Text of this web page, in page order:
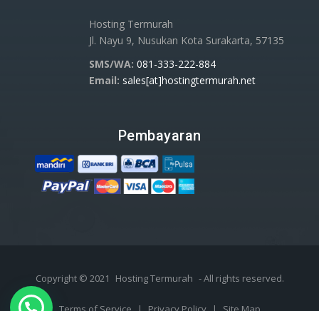
Hosting Termurah
Jl. Nayu 9, Nusukan Kota Surakarta, 57135
SMS/WA: 081-333-222-884
Email: sales[at]hostingtermurah.net
Pembayaran
Copyright © 2021 Hosting Termurah - All rights reserved.
WhatsApp Us